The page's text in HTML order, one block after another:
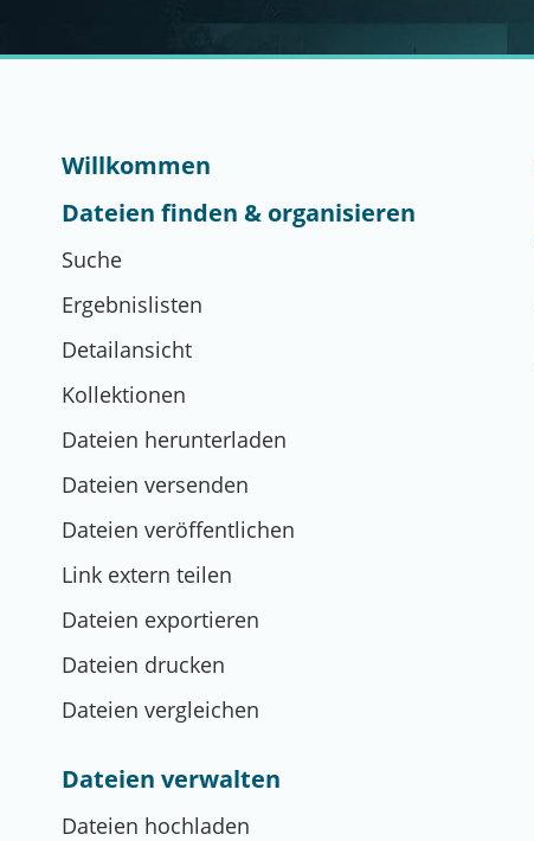
Willkommen
Dateien finden & organisieren
Suche
Ergebnislisten
Detailansicht
Kollektionen
Dateien herunterladen
Dateien versenden
Dateien veröffentlichen
Link extern teilen
Dateien exportieren
Dateien drucken
Dateien vergleichen
Dateien verwalten
Dateien hochladen